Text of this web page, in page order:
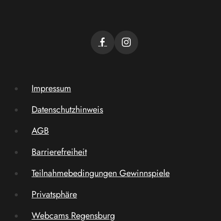
Impressum
Datenschutzhinweis
AGB
Barrierefreiheit
Teilnahmebedingungen Gewinnspiele
Privatsphäre
Webcams Regensburg